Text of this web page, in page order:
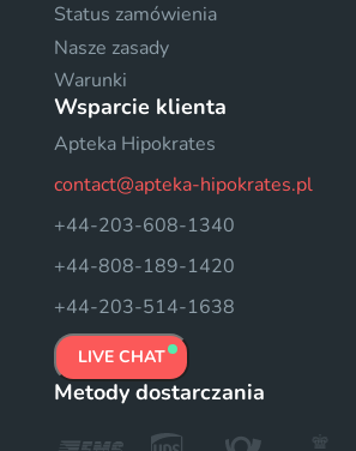
Status zamówienia
Nasze zasady
Warunki
Wsparcie klienta
Apteka Hipokrates
contact@apteka-hipokrates.pl
+44-203-608-1340
+44-808-189-1420
+44-203-514-1638
LIVE CHAT
Metody dostarczania